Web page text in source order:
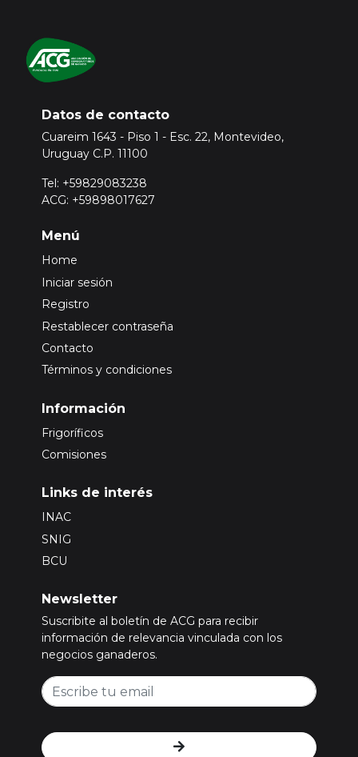
Datos de contacto
Cuareim 1643 - Piso 1 - Esc. 22, Montevideo,
Uruguay C.P. 11100
Tel: +59829083238
ACG: +59898017627
Menú
Home
Iniciar sesión
Registro
Restablecer contraseña
Contacto
Términos y condiciones
Información
Frigoríficos
Comisiones
Links de interés
INAC
SNIG
BCU
Newsletter
Suscribite al boletín de ACG para recibir
información de relevancia vinculada con los
negocios ganaderos.